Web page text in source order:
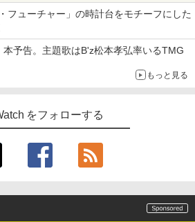
フューチャー」の時計台をモチーフにした
予告。主題歌はB'z松本孝弘率いるTMG
もっと見る
をフォローする